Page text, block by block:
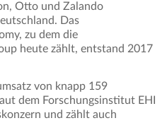
Otto und Zalando
Das
zu dem die
heute zählt, entstand 2017
von knapp 159
dem Forschungsinstitut EHI
und zählt auch